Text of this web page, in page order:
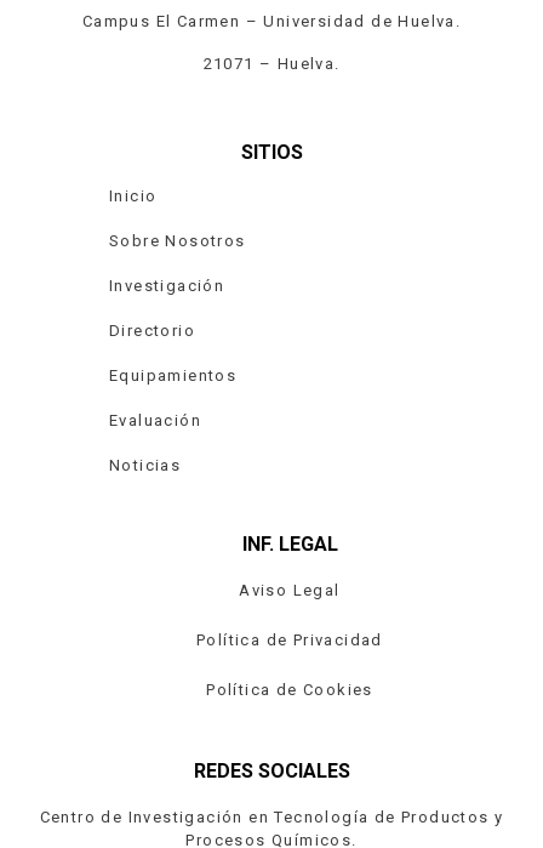
Campus El Carmen – Universidad de Huelva.
21071 – Huelva.
SITIOS
Inicio
Sobre Nosotros
Investigación
Directorio
Equipamientos
Evaluación
Noticias
INF. LEGAL
Aviso Legal
Política de Privacidad
Política de Cookies
REDES SOCIALES
Centro de Investigación en Tecnología de Productos y
Procesos Químicos.